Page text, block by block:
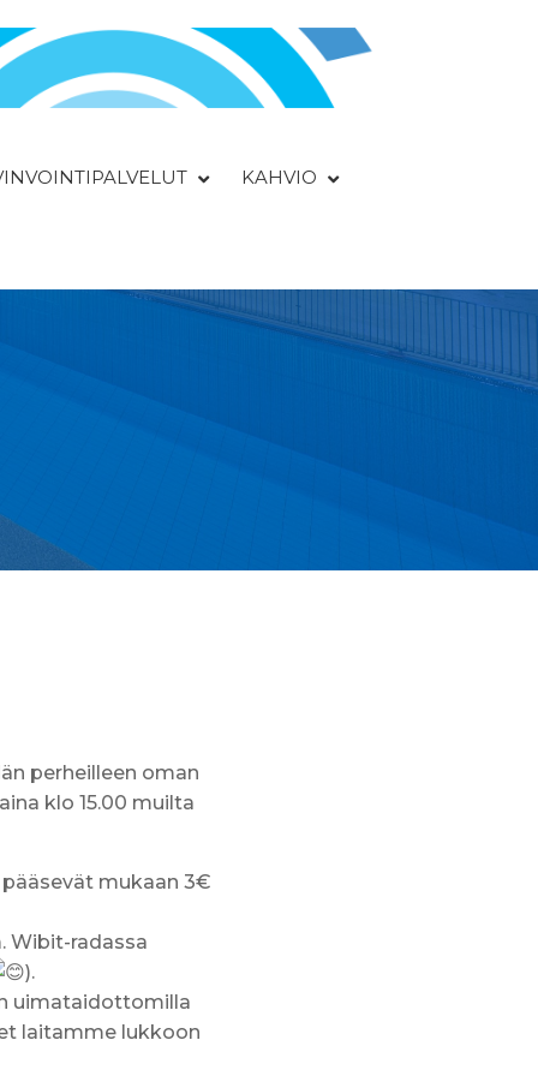
KAHVIO
perheilleen oman
klo 15.00 muilta
mukaan 3€
Wibit-radassa
).
uimataidottomilla
laitamme lukkoon